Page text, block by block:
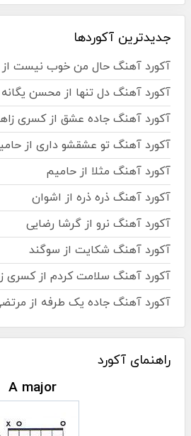
جدیدترین آکوردها
آکورد آهنگ حال من خوب نیست از
آکورد آهنگ دل تنها از محسن یگانه
آکورد آهنگ جاده عشق از کسری
آکورد آهنگ تو عشقشو داری از
آکورد آهنگ مثلا از حامیم
آکورد آهنگ ذره ذره از اشوان
آکورد آهنگ نرو از گرشا رضایی
آکورد آهنگ شکایت از سوگند
آکورد آهنگ سلامت کردم از کسری
آکورد آهنگ جاده یک طرفه از
راهنمای آکورد
A major